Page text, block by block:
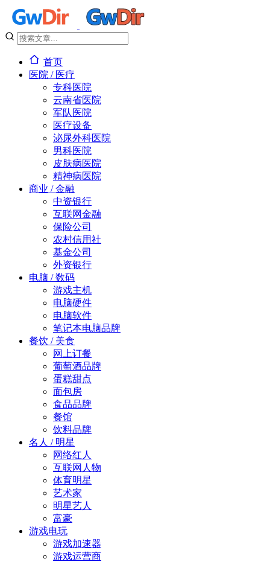
首页
医院 / 医疗
专科医院
云南省医院
军队医院
医疗设备
泌尿外科医院
男科医院
皮肤病医院
精神病医院
商业 / 金融
中资银行
互联网金融
保险公司
农村信用社
基金公司
外资银行
电脑 / 数码
游戏主机
电脑硬件
电脑软件
笔记本电脑品牌
餐饮 / 美食
网上订餐
葡萄酒品牌
蛋糕甜点
面包房
食品品牌
餐馆
饮料品牌
名人 / 明星
网络红人
互联网人物
体育明星
艺术家
明星艺人
富豪
游戏电玩
游戏加速器
游戏运营商